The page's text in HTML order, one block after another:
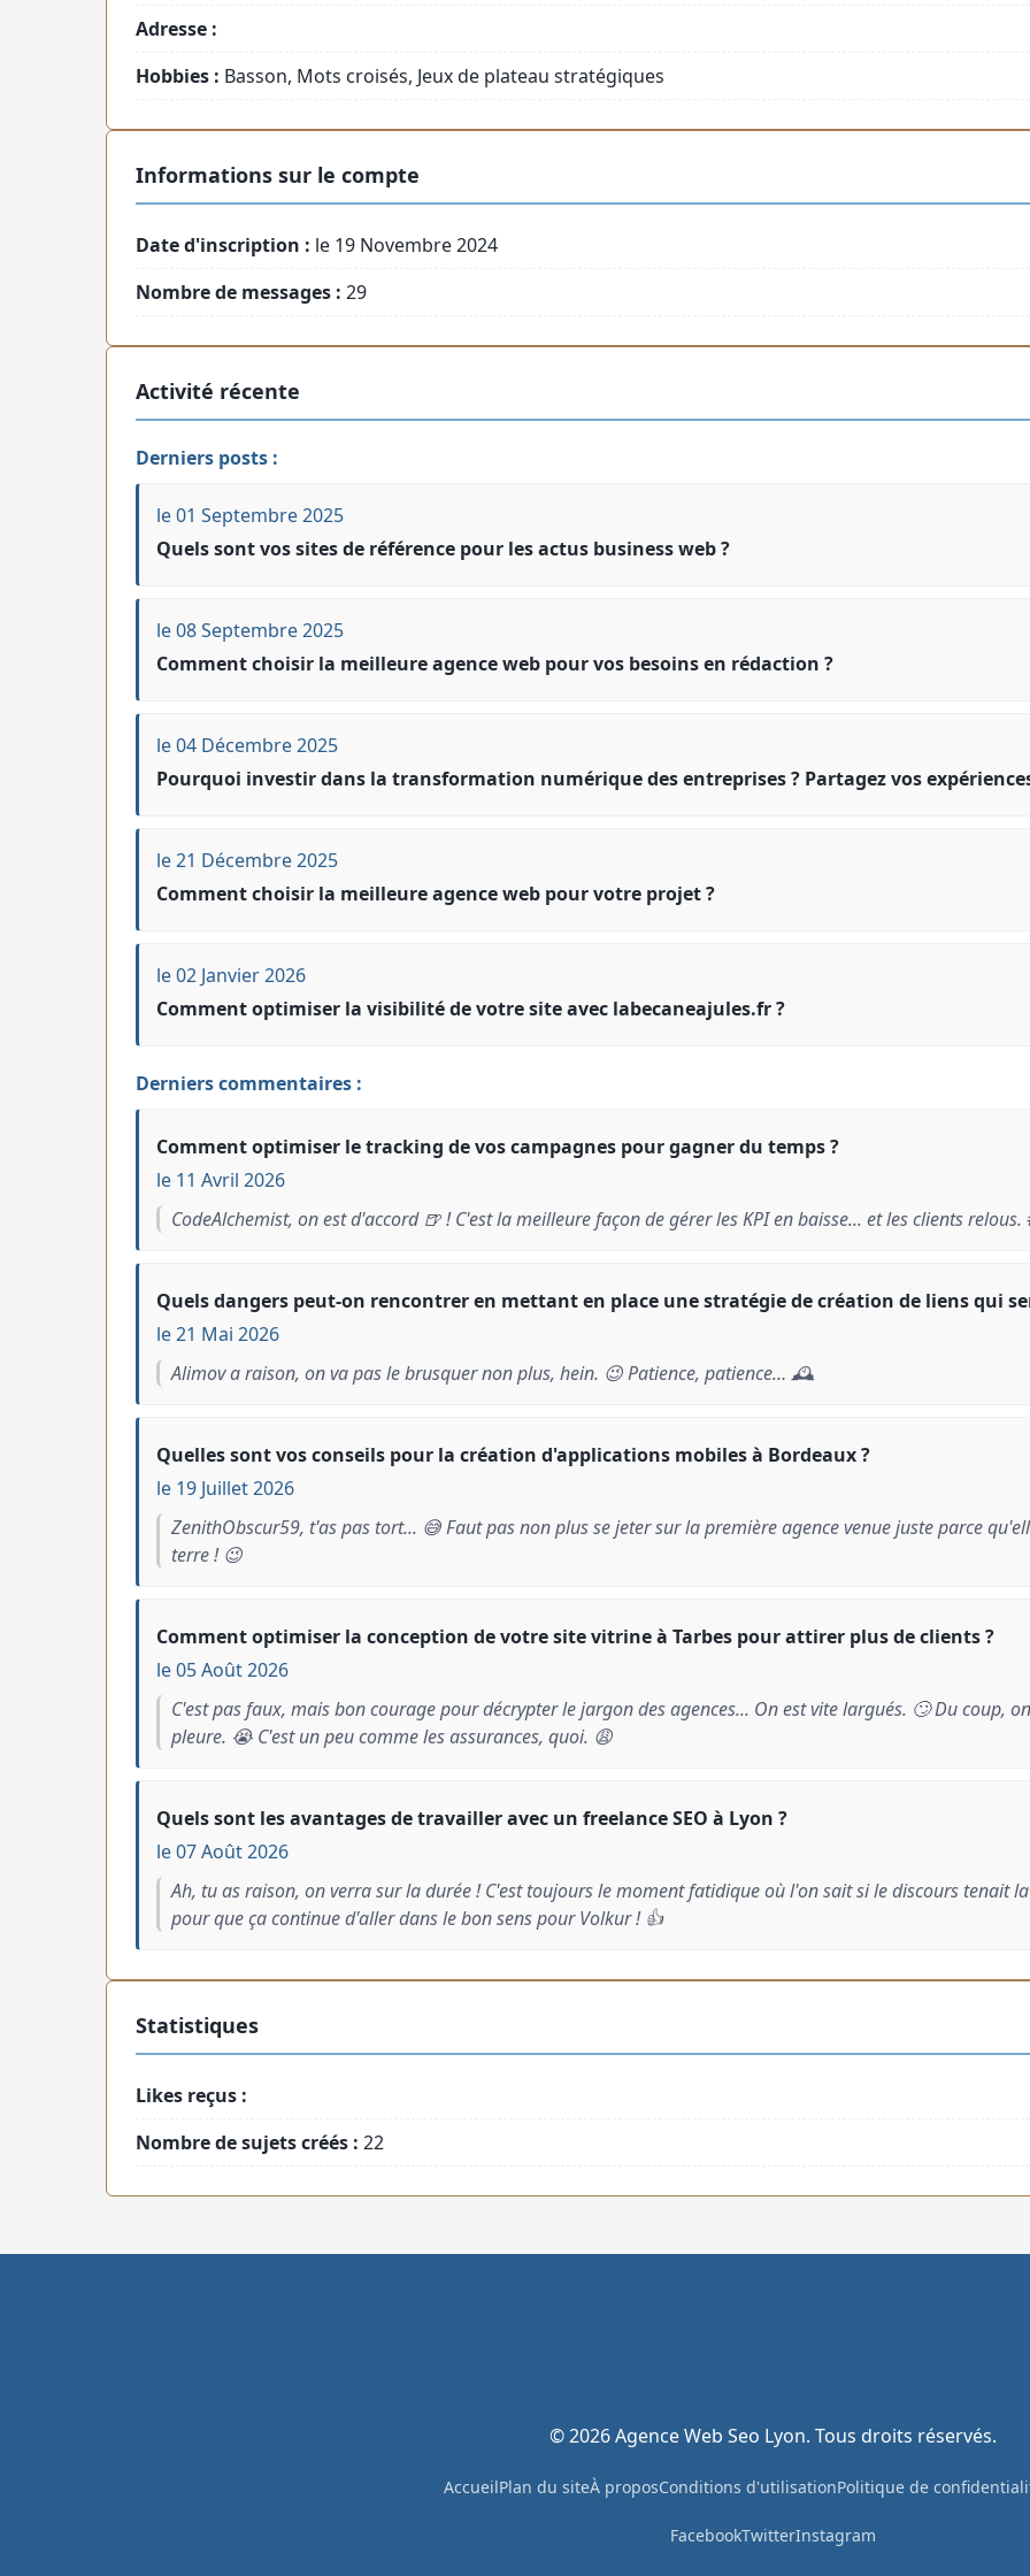
Adresse :
Hobbies : Basson, Mots croisés, Jeux de plateau stratégiques
Informations sur le compte
Date d'inscription : le 19 Novembre 2024
Nombre de messages : 29
Activité récente
Derniers posts :
le 01 Septembre 2025
Quels sont vos sites de référence pour les actus business web ?
le 08 Septembre 2025
Comment choisir la meilleure agence web pour vos besoins en rédaction ?
le 04 Décembre 2025
Pourquoi investir dans la transformation numérique des entreprises ? Partagez vos
le 21 Décembre 2025
Comment choisir la meilleure agence web pour votre projet ?
le 02 Janvier 2026
Comment optimiser la visibilité de votre site avec labecaneajules.fr ?
Derniers commentaires :
Comment optimiser le tracking de vos campagnes pour gagner du temps ?
le 11 Avril 2026
CodeAlchemist, on est d'accord 🍺 ! C'est la meilleure façon de gérer les KPI en baisse... et les clients
Quels dangers peut-on rencontrer en mettant en place une stratégie de création de liens qui
le 21 Mai 2026
Alimov a raison, on va pas le brusquer non plus, hein. 😉 Patience, patience… 🕰️
Quelles sont vos conseils pour la création d'applications mobiles à Bordeaux ?
le 19 Juillet 2026
ZenithObscur59, t'as pas tort... 😅 Faut pas non plus se jeter sur la première agence venue juste parce
terre ! 😉
Comment optimiser la conception de votre site vitrine à Tarbes pour attirer plus de clients ?
le 05 Août 2026
C'est pas faux, mais bon courage pour décrypter le jargon des agences... On est vite largués. 🙄 Du coup,
pleure. 😭 C'est un peu comme les assurances, quoi. 😩
Quels sont les avantages de travailler avec un freelance SEO à Lyon ?
le 07 Août 2026
Ah, tu as raison, on verra sur la durée ! C'est toujours le moment fatidique où l'on sait si le discours tenait
pour que ça continue d'aller dans le bon sens pour Volkur ! 👍
Statistiques
Likes reçus :
Nombre de sujets créés : 22
© 2026 Agence Web Seo Lyon. Tous droits réservés.
AccueilPlan du siteÀ proposConditions d'utilisationPolitique de
FacebookTwitterInstagram